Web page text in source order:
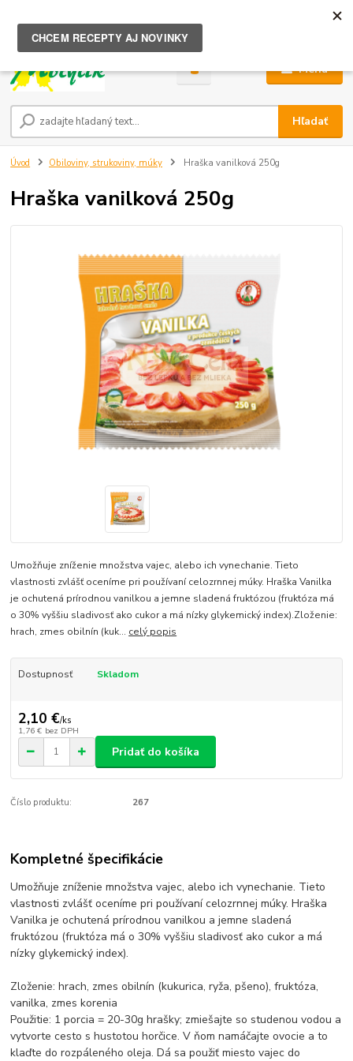
Menu
Hľadať
ks
0,00 €
Úvod Obiloviny, strukoviny, múky Hraška vanilková 250g
Hraška vanilková 250g
Umožňuje zníženie množstva vajec, alebo ich vynechanie. Tieto
vlastnosti zvlášť oceníme pri používaní celozrnnej múky. Hraška Vanilka
je ochutená prírodnou vanilkou a jemne sladená fruktózou (fruktóza má
o 30% vyššiu sladivosť ako cukor a má nízky glykemický index).Zloženie:
hrach, zmes obilnín (kuk... celý popis
Dostupnosť Skladom
2,10 €/ks
1,76 € bez DPH
Pridať do košíka
Číslo produktu: 267
Kompletné špecifikácie
Umožňuje zníženie množstva vajec, alebo ich vynechanie. Tieto
vlastnosti zvlášť oceníme pri používaní celozrnnej múky. Hraška
Vanilka je ochutená prírodnou vanilkou a jemne sladená
fruktózou (fruktóza má o 30% vyššiu sladivosť ako cukor a má
nízky glykemický index).
Zloženie: hrach, zmes obilnín (kukurica, ryža, pšeno), fruktóza,
vanilka, zmes korenia
Použitie: 1 porcia = 20-30g hrašky; zmiešajte so studenou vodou a
vytvorte cesto s hustotou horčice. V ňom namáčajte ovocie a to
klaďte do rozpáleného oleja. Dá sa použiť miesto vajec do